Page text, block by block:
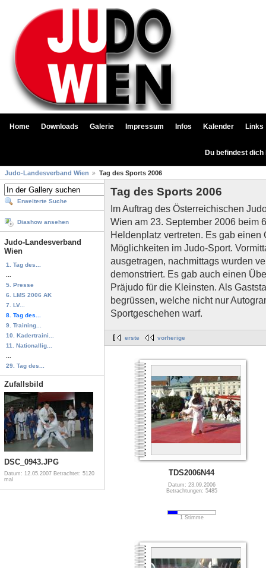
Home Downloads Galerie Impressum Infos Kalender Links
Du befindest
Judo-Landesverband Wien Tag des Sports 2006
Erweiterte Suche
Diashow ansehen
Judo-Landesverband
Wien
1. Tag des...
5. Presse
6. LMS 2006 AK
7. LV...
8. Tag des...
9. Training...
10. Kadertraini...
11. Nationallig...
29. Tag des...
Zufallsbild
DSC_0943.JPG
Datum: 12.05.2007 Betrachtet: 5120
mal
Tag des Sports 2006
Im Auftrag des Österreichischen
Wien am 23. September 2006 beim
Heldenplatz vertreten. Es gab
Möglichkeiten im Judo-Sport.
ausgetragen, nachmittags wurden
demonstriert. Es gab auch einen
Präjudo für die Kleinsten. Als
begrüssen, welche nicht nur
Sportgeschehen warf.
erste vorherige
TDS2006N44
Datum: 23.09.2006
Betrachtungen: 5485
1 Stimme